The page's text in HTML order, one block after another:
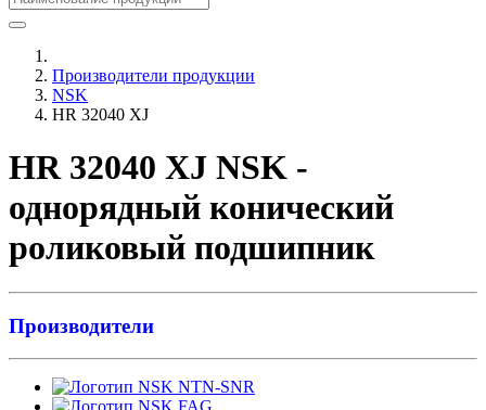
Производители продукции
NSK
HR 32040 XJ
HR 32040 XJ NSK -
однорядный конический
роликовый подшипник
Производители
NTN-SNR